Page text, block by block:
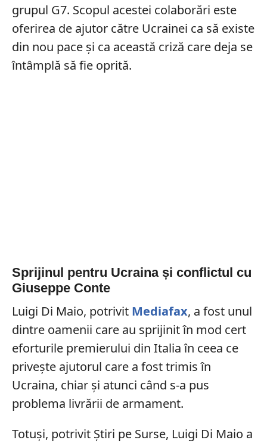
grupul G7. Scopul acestei colaborări este
oferirea de ajutor către Ucrainei ca să existe
din nou pace și ca această criză care deja se
întâmplă să fie oprită.
Sprijinul pentru Ucraina și conflictul cu
Giuseppe Conte
Luigi Di Maio, potrivit Mediafax, a fost unul
dintre oamenii care au sprijinit în mod cert
eforturile premierului din Italia în ceea ce
privește ajutorul care a fost trimis în
Ucraina, chiar și atunci când s-a pus
problema livrării de armament.
Totuși, potrivit Știri pe Surse, Luigi Di Maio a